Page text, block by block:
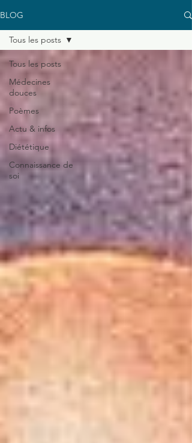
BLOG
Tous les posts
Médecines
douces
Poèmes
Actu & infos
Diététique
Connaissance de
soi
Tous les posts